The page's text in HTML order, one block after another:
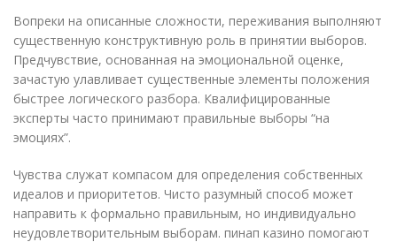
Вопреки на описанные сложности, переживания выполняют
существенную конструктивную роль в принятии выборов.
Предчувствие, основанная на эмоциональной оценке,
зачастую улавливает существенные элементы положения
быстрее логического разбора. Квалифицированные
эксперты часто принимают правильные выборы “на
эмоциях”.
Чувства служат компасом для определения собственных
идеалов и приоритетов. Чисто разумный способ может
направить к формально правильным, но индивидуально
неудовлетворительным выборам. пинап казино помогают